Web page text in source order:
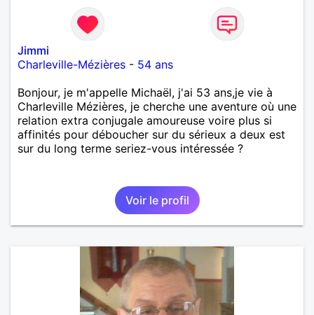
Jimmi
Charleville-Mézières - 54 ans
Bonjour, je m'appelle Michaël, j'ai 53 ans,je vie à
Charleville Mézières, je cherche une aventure où une
relation extra conjugale amoureuse voire plus si
affinités pour déboucher sur du sérieux a deux est
sur du long terme seriez-vous intéressée ?
Voir le profil